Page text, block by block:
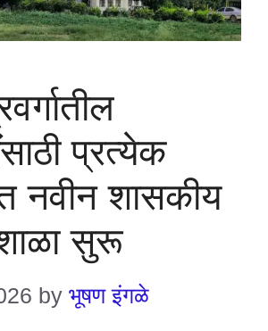
प्रत्येक
नवीन शासकीय
सुरू
by भूषण इंगळे